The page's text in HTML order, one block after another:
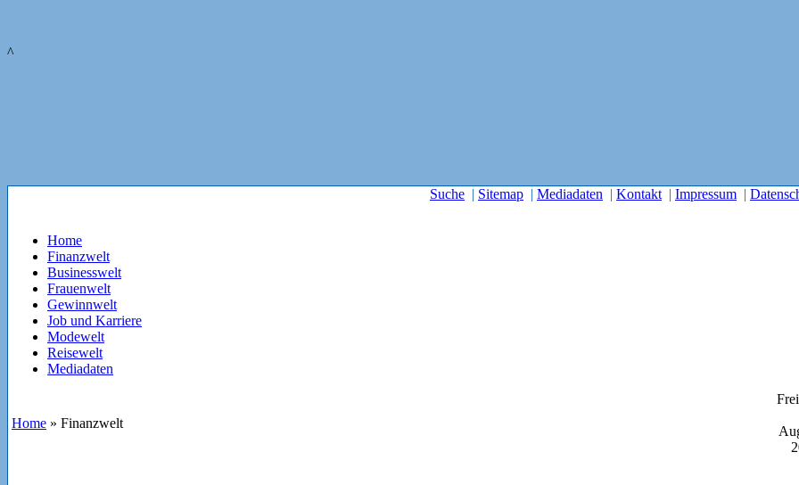
^
Suche | Sitemap | Mediadaten | Kontakt | Impressum |
Home
Finanzwelt
Businesswelt
Frauenwelt
Gewinnwelt
Job und Karriere
Modewelt
Reisewelt
Mediadaten
Home » Finanzwelt